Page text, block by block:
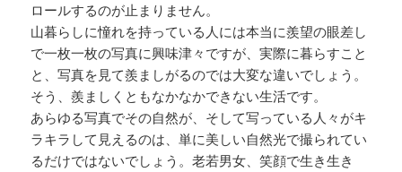
ロールするのが止まりません。
山暮らしに憧れを持っている人には本当に羨望の眼差し
で一枚一枚の写真に興味津々ですが、実際に暮らすこと
と、写真を見て羨ましがるのでは大変な違いでしょう。
そう、羨ましくともなかなかできない生活です。
あらゆる写真でその自然が、そして写っている人々がキ
ラキラして見えるのは、単に美しい自然光で撮られてい
るだけではないでしょう。老若男女、笑顔で生き生き